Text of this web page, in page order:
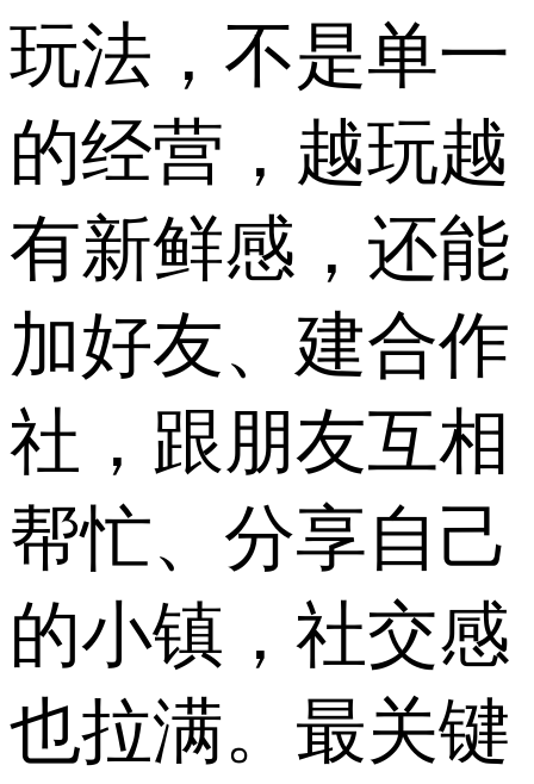
玩法，不是单一
的经营，越玩越
有新鲜感，还能
加好友、建合作
社，跟朋友互相
帮忙、分享自己
的小镇，社交感
也拉满。最关键